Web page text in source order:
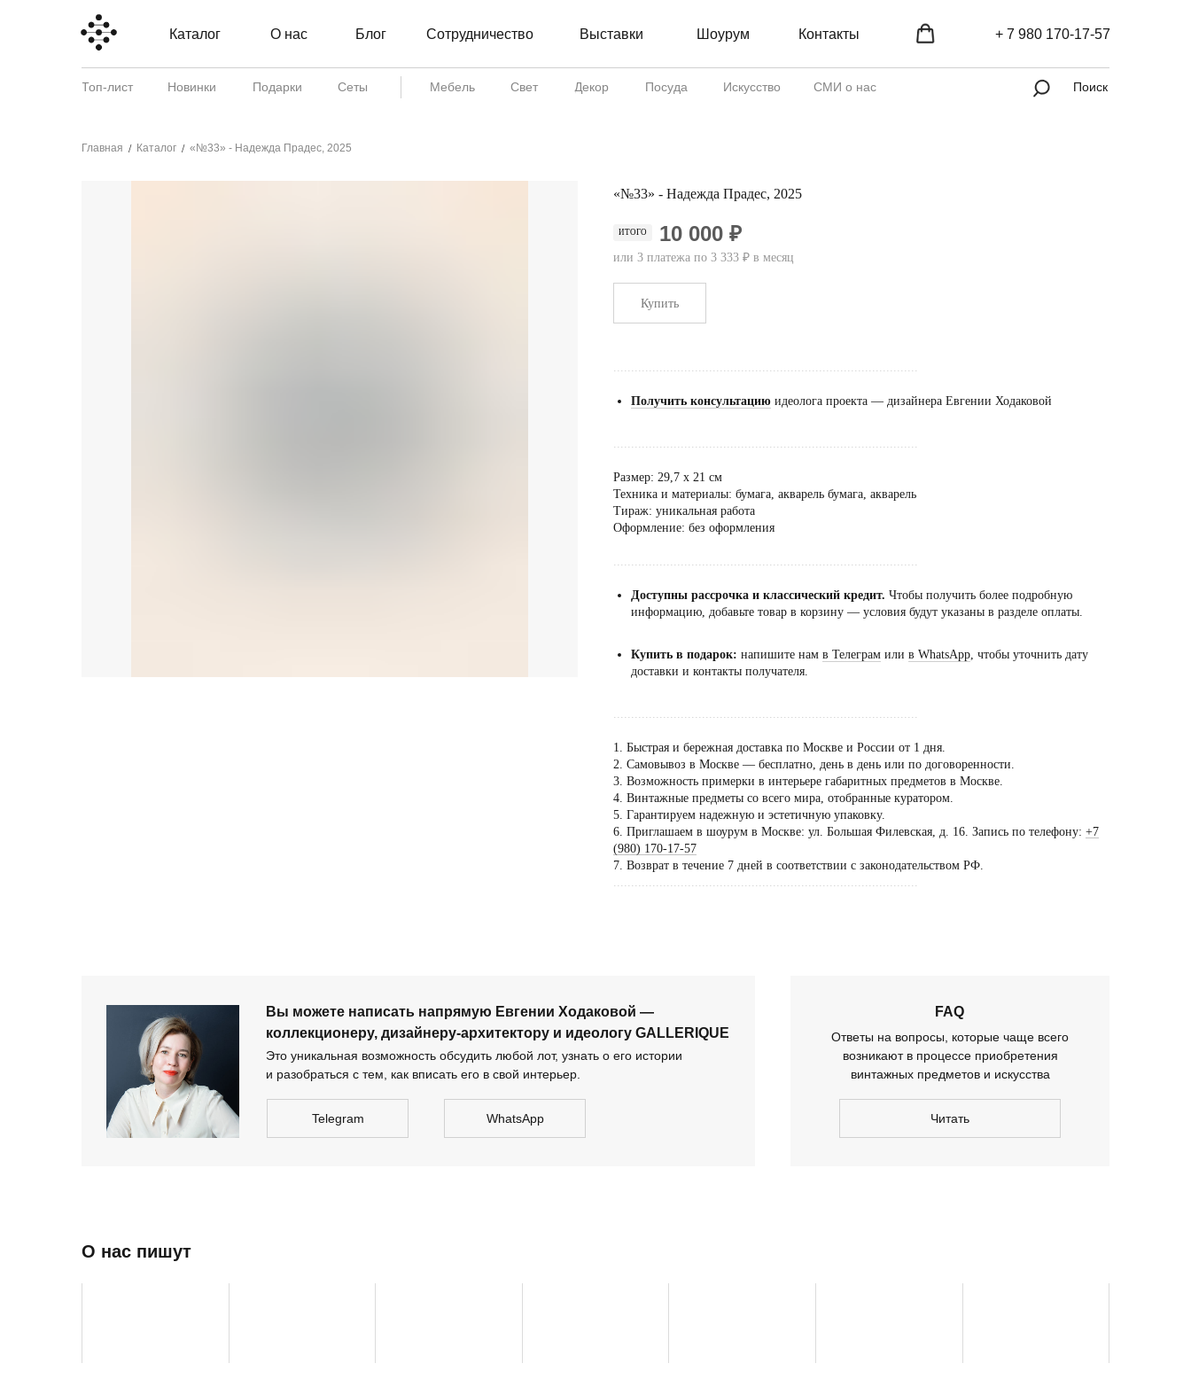
Каталог О нас Блог Выставки
Сотрудничество Шоурум Контакты
Новинки Подарки
Топ-лист Искусство СМИ о нас
Посуда
Декор
Свет
Мебель
Сеты Поиск
+ 7 980 170-17-57
Главная / Каталог / «№33» - Надежда Прадес, 2025
«№33» - Надежда Прадес, 2025
ИТОГО 10 000 ₽
или 3 платежа по 3 333 ₽ в месяц
Купить
......................................................................................
Получить консультацию идеолога проекта — дизайнера Евгении Ходаковой
......................................................................................
Размер: 29,7 х 21 см
Техника и материалы: бумага, акварель бумага, акварель
Тираж: уникальная работа
Оформление: без оформления
......................................................................................
Доступны рассрочка и классический кредит. Чтобы получить более подробную
информацию, добавьте товар в корзину — условия будут указаны в разделе оплаты.
Купить в подарок: напишите нам в Телеграм или в WhatsApp, чтобы уточнить дату
доставки и контакты получателя.
......................................................................................
1. Быстрая и бережная доставка по Москве и России от 1 дня.
2. Самовывоз в Москве — бесплатно, день в день или по договоренности.
3. Возможность примерки в интерьере габаритных предметов в Москве.
4. Винтажные предметы со всего мира, отобранные куратором.
5. Гарантируем надежную и эстетичную упаковку.
6. Приглашаем в шоурум в Москве: ул. Большая Филевская, д. 16. Запись по телефону: +7
(980) 170-17-57
7. Возврат в течение 7 дней в соответствии с законодательством РФ.
......................................................................................
Telegram WhatsApp
Это уникальная возможность обсудить любой лот, узнать о его истории
и разобраться с тем, как вписать его в свой интерьер.
FAQ
Ответы на вопросы, которые чаще всего
возникают в процессе приобретения
винтажных предметов и искусства
Вы можете написать напрямую Евгении Ходаковой —
коллекционеру, дизайнеру-архитектору и идеологу GALLERIQUE
Посещение шоурума
по предварительной
договоренности
Читать
О нас пишут